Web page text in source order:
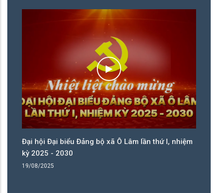
Đại hội Đại biểu Đảng bộ xã Ô Lâm lần thứ I, nhiệm
kỳ 2025 - 2030
19/08/2025